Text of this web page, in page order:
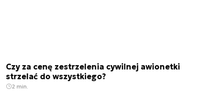
Czy za cenę zestrzelenia cywilnej awionetki
strzelać do wszystkiego?
2 min.